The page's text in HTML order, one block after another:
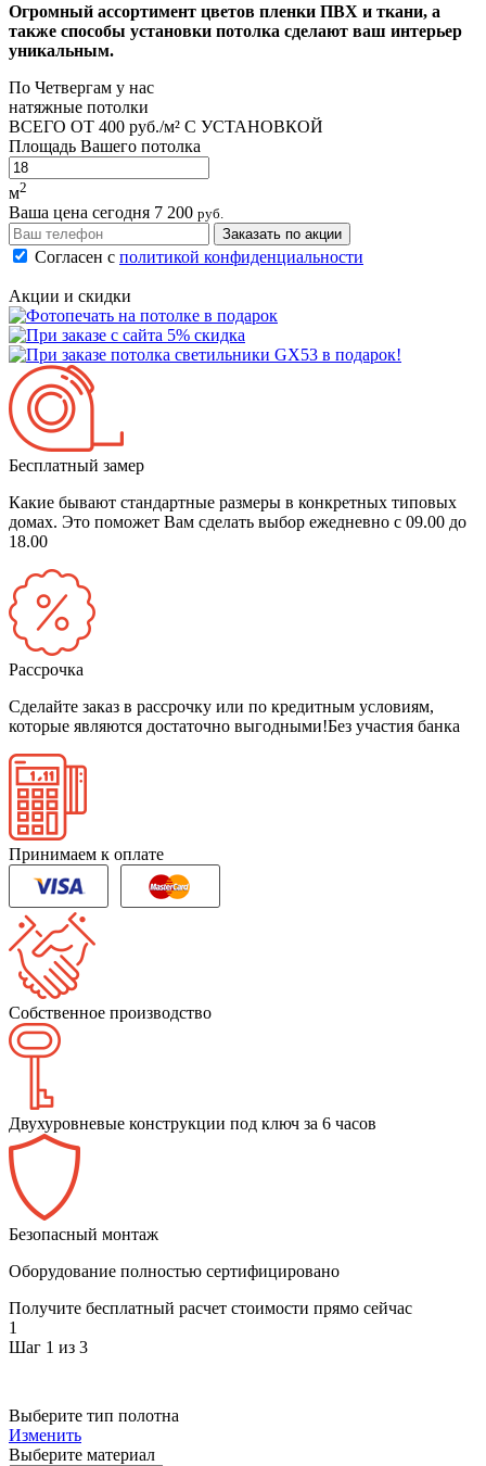
Огромный ассортимент цветов пленки ПВХ и ткани, а
также способы установки потолка сделают ваш интерьер
уникальным.
По Четвергам у нас
натяжные потолки
ВСЕГО ОТ 400 руб./м² С УСТАНОВКОЙ
Площадь Вашего потолка
м2
Ваша цена сегодня 7 200 руб.
Заказать по акции
Согласен с политикой конфиденциальности
Акции и скидки
Бесплатный замер
Какие бывают стандартные размеры в конкретных типовых
домах. Это поможет Вам сделать выбор ежедневно с 09.00 до
18.00
Рассрочка
Сделайте заказ в рассрочку или по кредитным условиям,
которые являются достаточно выгодными!Без участия банка
Принимаем к оплате
Собственное производство
Двухуровневые конструкции под ключ за 6 часов
Безопасный монтаж
Оборудование полностью сертифицировано
Получите бесплатный расчет стоимости прямо сейчас
1
Шаг 1 из 3
Выберите тип полотна
Изменить
Выберите материал